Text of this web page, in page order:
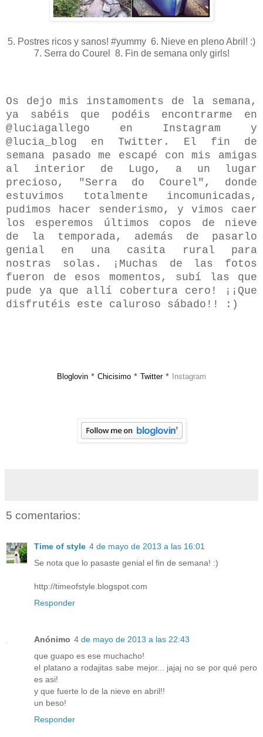
5. Postres ricos y sanos! #yummy 6. Nieve en pleno Abril! :)
7. Serra do Courel 8. Fin de semana only girls!
Os dejo mis instamoments de la semana,
ya sabéis que podéis encontrarme en
@luciagallego en Instagram y
@lucia_blog en Twitter. El fin de
semana pasado me escapé con mis amigas
al interior de Lugo, a un lugar
precioso, "Serra do Courel", donde
estuvimos totalmente incomunicadas,
pudimos hacer senderismo, y vimos caer
los esperemos últimos copos de nieve
de la temporada, además de pasarlo
genial en una casita rural para
nostras solas. ¡Muchas de las fotos
fueron de esos momentos, subí las que
pude ya que allí cobertura cero! ¡¡Que
disfrutéis este caluroso sábado!! :)
Bloglovin * Chicisimo * Twitter * Instagram
5 comentarios:
Time of style 4 de mayo de 2013 a las 16:01
Se nota que lo pasaste genial el fin de semana! :)
http://timeofstyle.blogspot.com
Responder
Anónimo 4 de mayo de 2013 a las 22:43
que guapo es ese muchacho!
el platano a rodajitas sabe mejor... jajaj no se por qué pero
es asi!
y que fuerte lo de la nieve en abril!!
un beso!
Responder